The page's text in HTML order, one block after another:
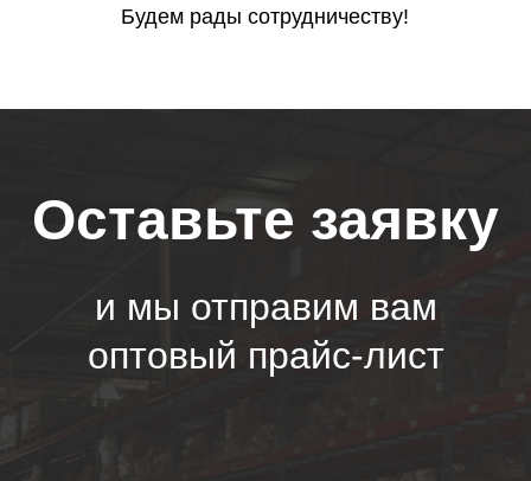
Будем рады сотрудничеству!
Оставьте заявку
и мы отправим вам
оптовый прайс-лист